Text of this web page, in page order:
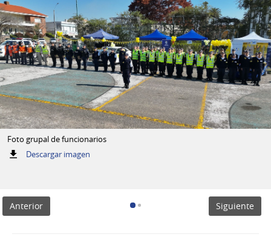
Foto grupal de funcionarios
Descargar imagen:
Anterior
Siguiente